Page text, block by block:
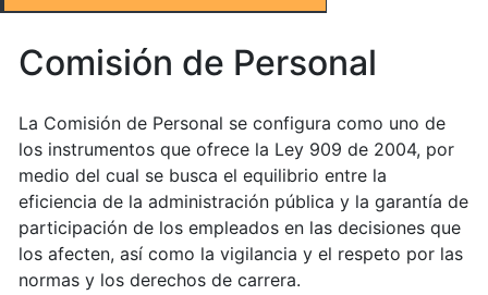
Comisión de Personal
La Comisión de Personal se configura como uno de
los instrumentos que ofrece la Ley 909 de 2004, por
medio del cual se busca el equilibrio entre la
eficiencia de la administración pública y la garantía de
participación de los empleados en las decisiones que
los afecten, así como la vigilancia y el respeto por las
normas y los derechos de carrera.